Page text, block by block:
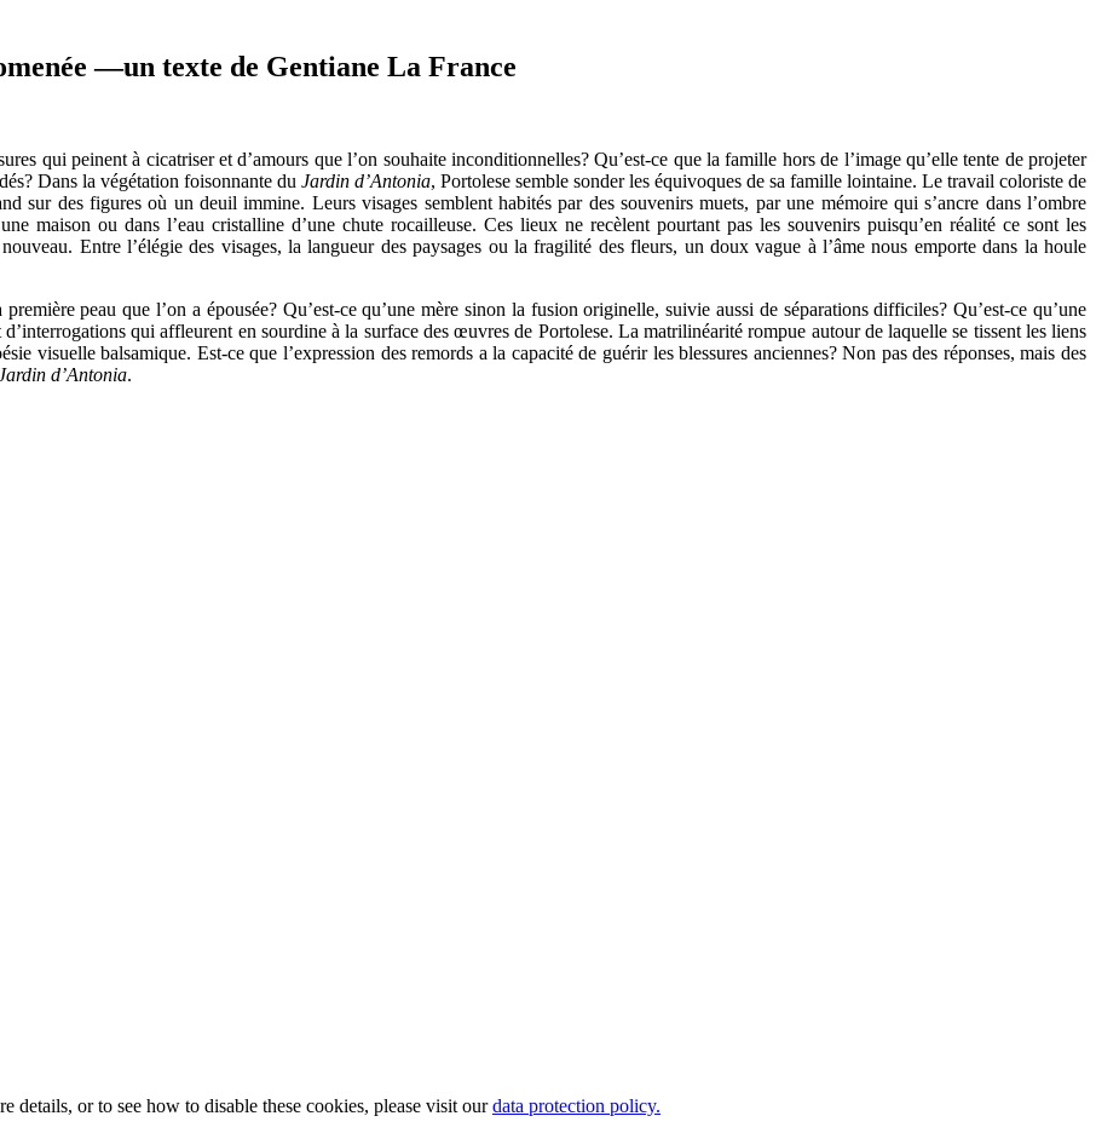
—un texte de Gentiane La France
qui peinent à cicatriser et d’amours que l’on souhaite inconditionnelles? Qu’est-ce que la famille hors de l’image qu’elle tente de projeter
Dans la végétation foisonnante du Jardin d’Antonia, Portolese semble sonder les équivoques de sa famille lointaine. Le travail coloriste de
sur des figures où un deuil immine. Leurs visages semblent habités par des souvenirs muets, par une mémoire qui s’ancre dans l’ombre
maison ou dans l’eau cristalline d’une chute rocailleuse. Ces lieux ne recèlent pourtant pas les souvenirs puisqu’en réalité ce sont les
Entre l’élégie des visages, la langueur des paysages ou la fragilité des fleurs, un doux vague à l’âme nous emporte dans la houle
peau que l’on a épousée? Qu’est-ce qu’une mère sinon la fusion originelle, suivie aussi de séparations difficiles? Qu’est-ce qu’une
qui affleurent en sourdine à la surface des œuvres de Portolese. La matrilinéarité rompue autour de laquelle se tissent les liens
visuelle balsamique. Est-ce que l’expression des remords a la capacité de guérir les blessures anciennes? Non pas des réponses, mais des
d’Antonia.
details, or to see how to disable these cookies, please visit ourdata protection policy.